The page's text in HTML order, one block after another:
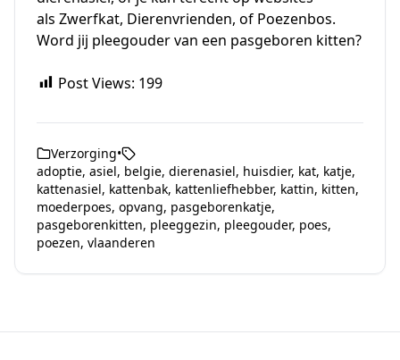
als Zwerfkat, Dierenvrienden, of Poezenbos.
Word jij pleegouder van een pasgeboren kitten?
Post Views: 199
Verzorging•
adoptie, asiel, belgie, dierenasiel, huisdier, kat, katje,
kattenasiel, kattenbak, kattenliefhebber, kattin, kitten,
moederpoes, opvang, pasgeborenkatje,
pasgeborenkitten, pleeggezin, pleegouder, poes,
poezen, vlaanderen